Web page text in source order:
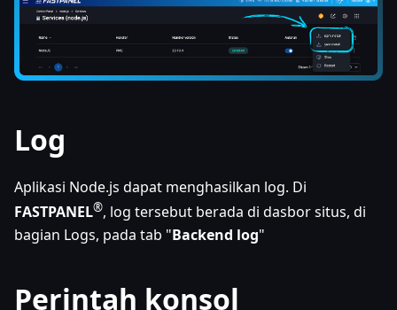
Log
Aplikasi Node.js dapat menghasilkan log. Di
FASTPANEL®, log tersebut berada di dasbor situs, di
bagian Logs, pada tab "Backend log"
Perintah konsol